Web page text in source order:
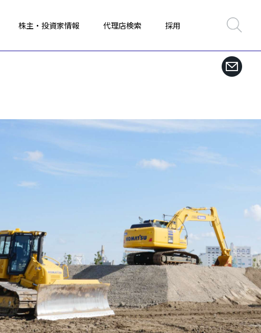
株主・投資家情報 代理店検索 採用